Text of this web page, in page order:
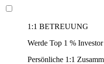
1:1 BETREUUNG
Werde Top 1 % Investor
Persönliche 1:1